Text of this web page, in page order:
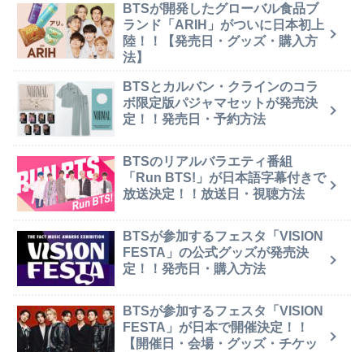
BTSが開発したグローバル食品ブ
ランド「ARIH」がついに日本初上
陸！！【発売日・グッズ・購入方
法】
BTSとカルバン・クラインのコラ
ボ限定版パジャマセットが発売決
定！！発売日・予約方法
BTSのリアルバラエティ番組
「Run BTS!」が日本語字幕付きで
放送決定！！放送日・視聴方法
BTSが参加するフェスタ「VISION
FESTA」の公式グッズが発売決
定！！発売日・購入方法
BTSが参加するフェスタ「VISION
FESTA」が日本で開催決定！！
【開催日・会場・グッズ・チケッ